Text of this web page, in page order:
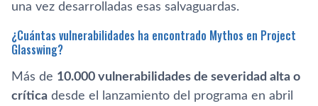
una vez desarrolladas esas salvaguardas.
¿Cuántas vulnerabilidades ha encontrado Mythos en Project
Glasswing?
Más de 10.000 vulnerabilidades de severidad alta o
crítica desde el lanzamiento del programa en abril